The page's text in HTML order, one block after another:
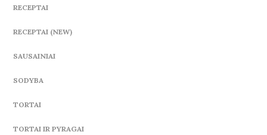
RECEPTAI
RECEPTAI (NEW)
SAUSAINIAI
SODYBA
TORTAI
TORTAI IR PYRAGAI